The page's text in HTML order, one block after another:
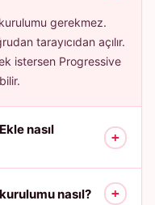
gerekmez.
tarayıcıdan açılır.
istersen Progressive
nasıl
+
nasıl? +